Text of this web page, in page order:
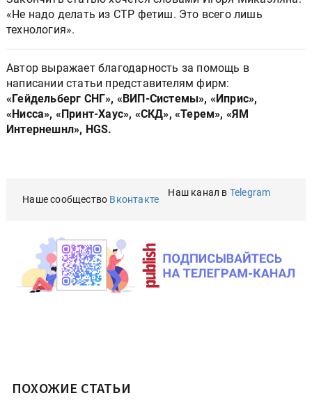
«Не надо делать из СТР фетиш. Это всего лишь
технология».
Автор выражает благодарность за помощь в
написании статьи представителям фирм:
«Гейдельберг СНГ», «ВИП-Системы», «Иприс»,
«Нисса», «Принт-Хаус», «СКД», «Терем», «ЯМ
Интернешнл», HGS.
Наше сообщество Вконтакте
Наш канал в Telegram
ПОХОЖИЕ СТАТЬИ